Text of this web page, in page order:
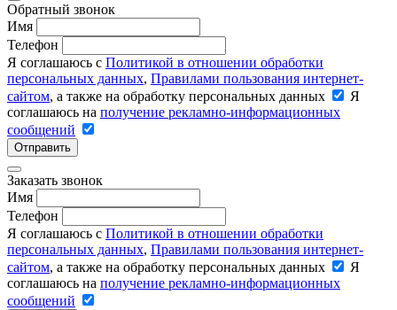
Обратный звонок
Имя
Телефон
Я соглашаюсь с Политикой в отношении обработки
персональных данных, Правилами пользования интернет-
сайтом, а также на обработку персональных данных
Я
соглашаюсь на получение рекламно-информационных
сообщений
Отправить
Заказать звонок
Имя
Телефон
Я соглашаюсь с Политикой в отношении обработки
персональных данных, Правилами пользования интернет-
сайтом, а также на обработку персональных данных
Я
соглашаюсь на получение рекламно-информационных
сообщений